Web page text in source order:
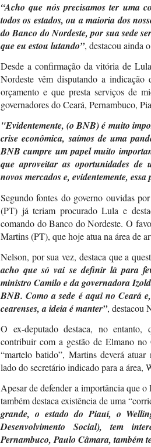
“Acho que nós precisamos ter uma
todos os estados, ou a maioria dos
do Banco do Nordeste, por sua sede
que eu estou lutando”, destacou ainda
Desde a confirmação da vitória de
Nordeste vêm disputando a
orçamento e que presta serviços de
governadores do Ceará, Pernambuco,
"Evidentemente, (o BNB) é muito
crise econômica, saímos de uma
BNB cumpre um papel muito
que aproveitar as oportunidades de
novos mercados e, evidentemente,
Segundo fontes do governo ouvidas
(PT) já teriam procurado Lula e
comando do Banco do Nordeste. O
Martins (PT), que hoje atua na área de
Nelson, por sua vez, destaca que a
acho que só vai se definir lá para
ministro Camilo e da governadora
BNB. Como a sede é aqui no Ceará
cearenses, a ideia é manter”, destacou
O ex-deputado destaca, no entanto,
contribuir com a gestão de Elmano
“martelo batido”, Martins deverá
lado do secretário indicado para a área,
Apesar de defender a importância que
também destaca existência de uma
grande, o estado do Piauí, o
Desenvolvimento Social), tem
Pernambuco, Paulo Câmara, também